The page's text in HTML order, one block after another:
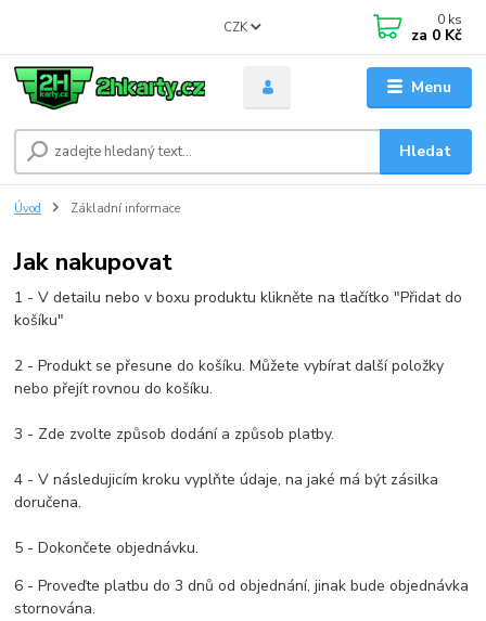
Menu
CZK
Hledat
0 ks
za 0 Kč
Úvod Základní informace
Jak nakupovat
1 - V detailu nebo v boxu produktu klikněte na tlačítko "Přidat do
košíku"
2 - Produkt se přesune do košíku. Můžete vybírat další položky
nebo přejít rovnou do košíku.
3 - Zde zvolte způsob dodání a způsob platby.
4 - V následujicím kroku vyplňte údaje, na jaké má být zásilka
doručena.
5 - Dokončete objednávku.
6 - Proveďte platbu do 3 dnů od objednání, jinak bude objednávka
stornována.